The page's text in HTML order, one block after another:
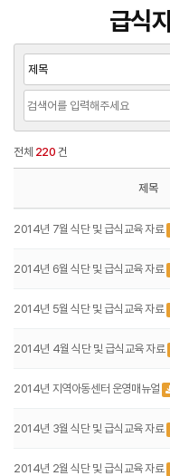
급식
전체 220 건
제목
2014년 7월 식단 및 급식교육 자료
2014년 6월 식단 및 급식교육 자료
2014년 5월 식단 및 급식교육 자료
2014년 4월 식단 및 급식교육 자료
2014년 지역아동센터 운영매뉴얼
2014년 3월 식단 및 급식교육 자료
2014년 2월 식단 및 급식교육 자료